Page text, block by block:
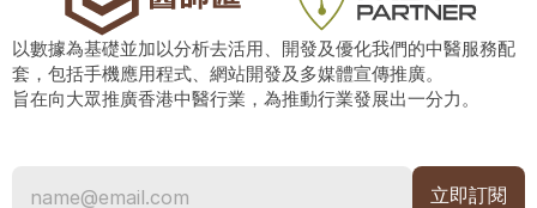
以數據為基礎並加以分析去活用、開發及優化我們的中醫服務配
套，包括手機應用程式、網站開發及多媒體宣傳推廣。
旨在向大眾推廣香港中醫行業，為推動行業發展出一分力。